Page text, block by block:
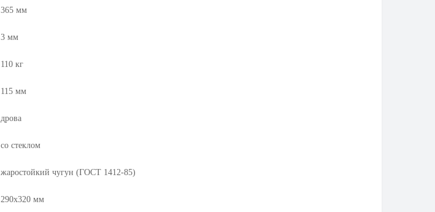
365 мм
3 мм
110 кг
115 мм
дрова
со стеклом
жаростойкий чугун (ГОСТ 1412-85)
290х320 мм